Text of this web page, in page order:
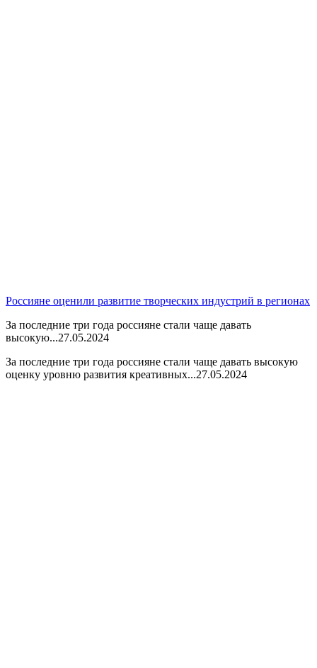
Россияне оценили развитие творческих индустрий в регионах
За последние три года россияне стали чаще давать
высокую...27.05.2024
За последние три года россияне стали чаще давать высокую
оценку уровню развития креативных...27.05.2024